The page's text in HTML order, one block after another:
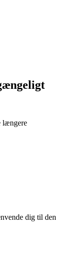
længere
dig til den